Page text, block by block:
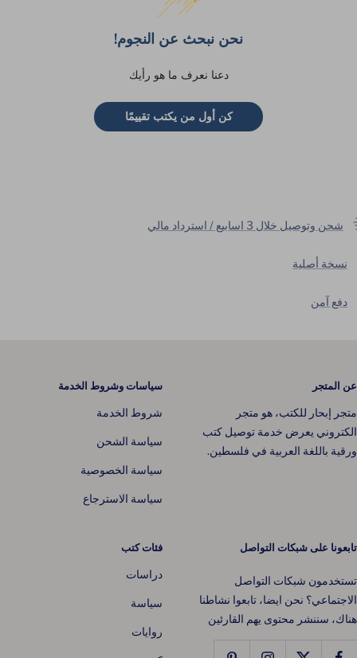
نحن نبحث عن النجوم!
دعنا نعرف ما هو رأيك
كن أول من يكتب تقييمًا
شحن وتوصيل خلال 3 اسابيع / استرداد مالي
نسخة أصلية
دفع آمن
عن المتجر
متجر إبحار للكتب، هو متجر
الكتروني يعرض خدمة توصيل كتب
ورقية باللغة العربية في فلسطين.
سياسات وشروط الخدمة
شروط الخدمة
سياسة الشحن
سياسة الخصوصية
سياسة الاسترجاع
تابعونا على شبكات التواصل
تستخدمون شبكات التواصل
الاجتماعي؟ نحن ايضا، تابعوا نشاطنا
هناك، سننشر محتوى يهم القارئين
فئات كتب
دراسات
سياسة
روايات